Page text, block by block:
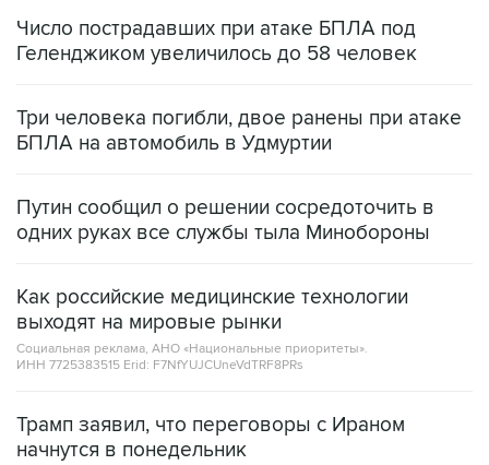
Число пострадавших при атаке БПЛА под
Геленджиком увеличилось до 58 человек
Три человека погибли, двое ранены при атаке
БПЛА на автомобиль в Удмуртии
Путин сообщил о решении сосредоточить в
одних руках все службы тыла Минобороны
Как российские медицинские технологии
выходят на мировые рынки
Социальная реклама, АНО «Национальные приоритеты».
ИНН 7725383515 Erid: F7NfYUJCUneVdTRF8PRs
Трамп заявил, что переговоры с Ираном
начнутся в понедельник